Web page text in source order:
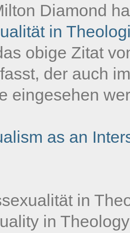
Diamond
in
obige Zitat
der auch
eingesehen
as an
in
in